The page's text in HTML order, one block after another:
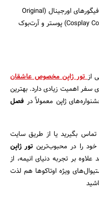
مانگا نسخه اصلی (Original Manga) فیگورهای اورجینال (Original
Figures) لباس‌های کاسپلی (Cosplay Costumes) پوستر و آرت‌بوک
از تور ژاپن مخصوص عاشقان
سفر اهمیت زیادی دارد. بهترین
ژاپن معمولاً در فصل
تماس بگیرید یا از طریق سایت
را در محبوب‌ترین تور ژاپن
علاوه بر تجربه دنیای انیمه، از
ویژه اوتاکوها هم لذت